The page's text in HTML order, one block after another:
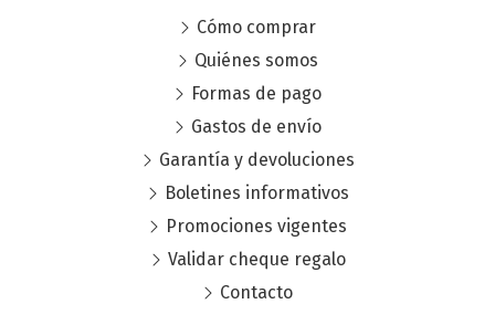
Cómo comprar
Quiénes somos
Formas de pago
Gastos de envío
Garantía y devoluciones
Boletines informativos
Promociones vigentes
Validar cheque regalo
Contacto